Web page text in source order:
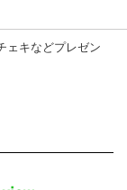
ェキなどプレゼン